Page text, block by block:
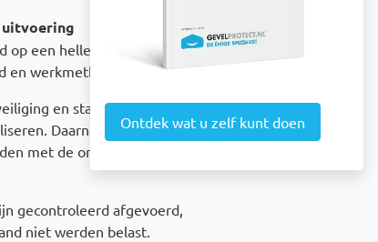
Ontdek wat u zelf kunt doen
uitvoering
op een hellend dak, wat
en werkmethodiek.
en stabiele
Daarnaast is tijdens
met de omgeving van
gecontroleerd afgevoerd,
niet werden belast.